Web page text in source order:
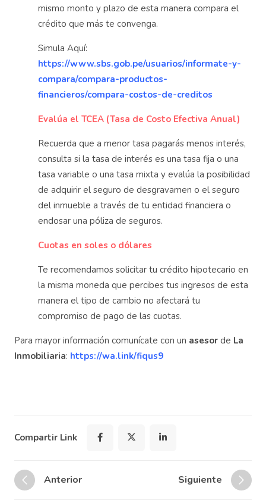
mismo monto y plazo de esta manera compara el
crédito que más te convenga.
Simula Aquí:
https://www.sbs.gob.pe/usuarios/informate-y-
compara/compara-productos-
financieros/compara-costos-de-creditos
Evalúa el TCEA (Tasa de Costo Efectiva Anual)
Recuerda que a menor tasa pagarás menos interés,
consulta si la tasa de interés es una tasa fija o una
tasa variable o una tasa mixta y evalúa la posibilidad
de adquirir el seguro de desgravamen o el seguro
del inmueble a través de tu entidad financiera o
endosar una póliza de seguros.
Cuotas en soles o dólares
Te recomendamos solicitar tu crédito hipotecario en
la misma moneda que percibes tus ingresos de esta
manera el tipo de cambio no afectará tu
compromiso de pago de las cuotas.
Para mayor información comunícate con un asesorde La
Inmobiliaria: https://wa.link/fiqus9
Compartir Link
Anterior Siguiente